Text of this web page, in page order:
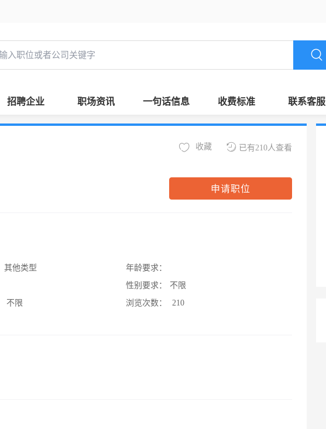
招聘企业 职场资讯 一句话信息 收费标准 联系客服
已有210人查看
收藏
申请职位
其他类型
不限
年龄要求：
性别要求：
不限
浏览次数：
210